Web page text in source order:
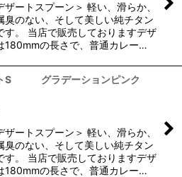
ザートスプーン＞ 軽い、滑らか、
臭のない、そして美しい純チタン
す。 当店で販売しておりますデザ
180mmの長さで、普通カレー…
トS グラデーションピンク
ザートスプーン＞ 軽い、滑らか、
臭のない、そして美しい純チタン
す。 当店で販売しておりますデザ
180mmの長さで、普通カレー…